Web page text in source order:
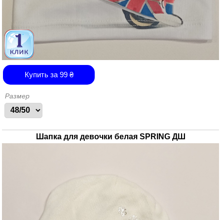
Купить за 99₴
Размер
Шапка для девочки белая SPRING ДШ